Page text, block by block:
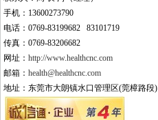
手机：13600273790
电话：0769-83199682 83101719
传真：0769-83206682
网址： http://www.healthcnc.com
邮箱： health@healthcnc.com
地址：东莞市大朗镇水口管理区(莞樟路段)